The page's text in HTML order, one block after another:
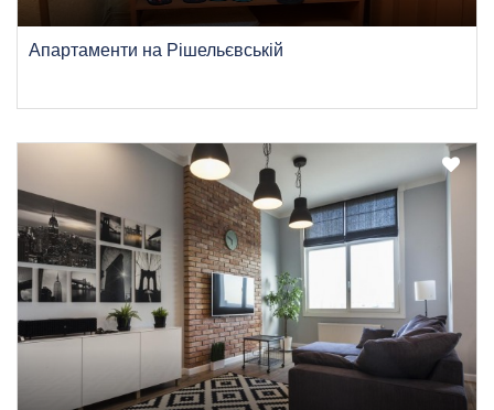
Апартаменти на Рішельєвській